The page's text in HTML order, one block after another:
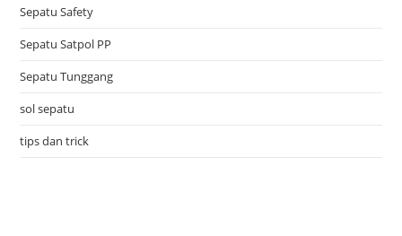
Sepatu Safety
Sepatu Satpol PP
Sepatu Tunggang
sol sepatu
tips dan trick